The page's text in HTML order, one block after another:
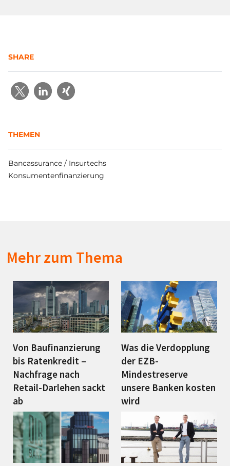
SHARE
THEMEN
Bancassurance / Insurtechs
Konsumentenfinanzierung
Mehr zum Thema
Von Baufinanzierung
bis Ratenkredit –
Nachfrage nach
Retail-Darlehen sackt
ab
Was die Verdopplung
der EZB-
Mindestreserve
unsere Banken kosten
wird